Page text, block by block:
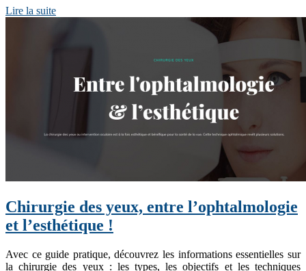
Lire la suite
Chirurgie des yeux, entre l’ophtalmologie
et l’esthétique !
Avec ce guide pratique, découvrez les informations essentielles sur
la chirurgie des yeux : les types, les objectifs et les techniques